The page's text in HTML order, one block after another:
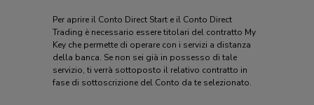
​Per aprire il Conto Direct Start e il Conto Direct
Trading è necessario essere titolari del contratto My
Key che permette di operare con i servizi a distanza
della banca. Se non sei già in possesso di tale
servizio, ti verrà sottoposto il relativo contratto in
fase di sottoscrizione del Conto da te selezionato.